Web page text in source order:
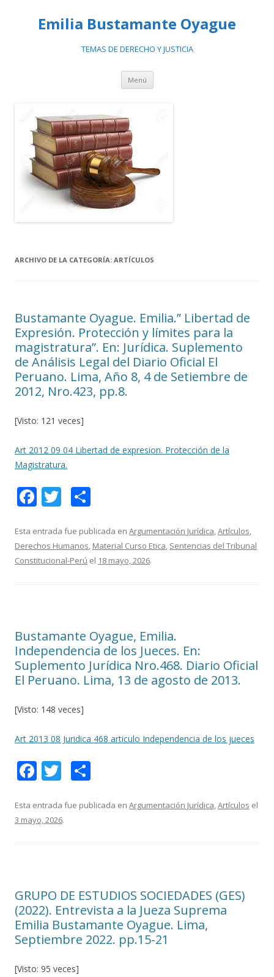
Emilia Bustamante Oyague
TEMAS DE DERECHO Y JUSTICIA
Menú Ir
contenido
ARCHIVO DE LA CATEGORÍA: ARTÍCULOS
Bustamante Oyague. Emilia.” Libertad de
Expresión. Protección y límites para la
magistratura”. En: Jurídica. Suplemento
de Análisis Legal del Diario Oficial El
Peruano. Lima, Año 8, 4 de Setiembre de
2012, Nro.423, pp.8.
[Visto: 121 veces]
Art 2012 09 04 Libertad de expresion. Protección de la
Magistratura.
F
e
b
T
itt
er
m
p
Esta entrada fue publicada en Argumentación Jurídica,Artículos,
Derechos Humanos, Material Curso Etica, Sentencias del Tribunal
Constitucional-Perú el 18 mayo, 2026.
Bustamante Oyague, Emilia.
Independencia de los Jueces. En:
Suplemento Jurídica Nro.468. Diario Oficial
El Peruano. Lima, 13 de agosto de 2013.
[Visto: 148 veces]
Art 2013 08 Juridica 468 articulo Independencia de los jueces
F
e
b
k
T
itt
er
m
r
Esta entrada fue publicada en Argumentación Jurídica,Artículos el
3 mayo, 2026.
GRUPO DE ESTUDIOS SOCIEDADES (GES)
(2022). Entrevista a la Jueza Suprema
Emilia Bustamante Oyague. Lima,
Septiembre 2022. pp.15-21
[Visto: 95 veces]